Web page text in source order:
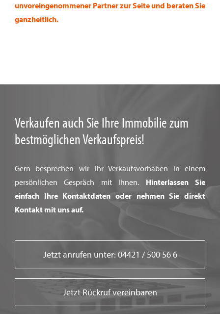
unvoreingenommener Partner zur Seite und beraten Sie
ganzheitlich.
Verkaufen auch Sie Ihre Immobilie zum
bestmöglichen Verkaufspreis!
Gern besprechen wir Ihr Verkaufsvorhaben in einem
persönlichen Gespräch mit Ihnen. Hinterlassen Sie
einfach Ihre Kontaktdaten oder nehmen Sie direkt
Kontakt mit uns auf.
Jetzt anrufen unter: 04421 / 500 56 6
Jetzt Rückruf vereinbaren